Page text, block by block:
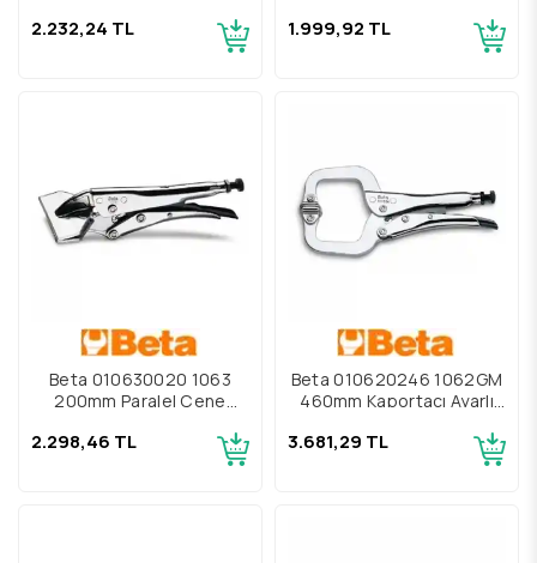
2.232,24 TL 1.999,92 TL
Beta 010630020 1063
200mm Paralel Çene
2.298,46 TL
Beta 010620246 1062GM
460mm Kaportacı Ayarlı
3.681,29 TL